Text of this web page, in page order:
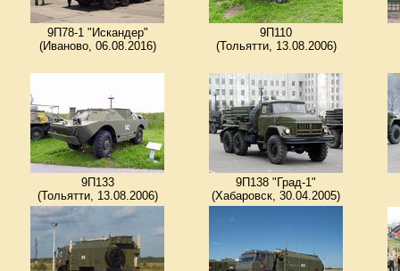
9П78-1 "Искандер"
(Иваново, 06.08.2016)
9П110
(Тольятти, 13.08.2006)
9П133
(Тольятти, 13.08.2006)
9П138 "Град-1"
(Хабаровск, 30.04.2005)